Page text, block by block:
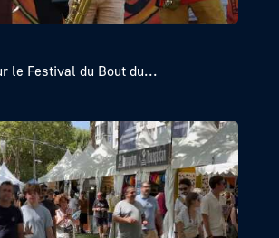
le Festival du Bout du...